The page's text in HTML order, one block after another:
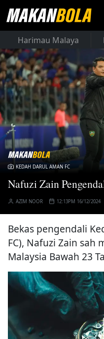
Harimau Malaya
KEDAH DARUL AMAN FC
Nafuzi Zain
AZIM NOOR 12:13PM 16/12/2024
Bekas pengendali
FC), Nafuzi Zain sah
Malaysia Bawah 23